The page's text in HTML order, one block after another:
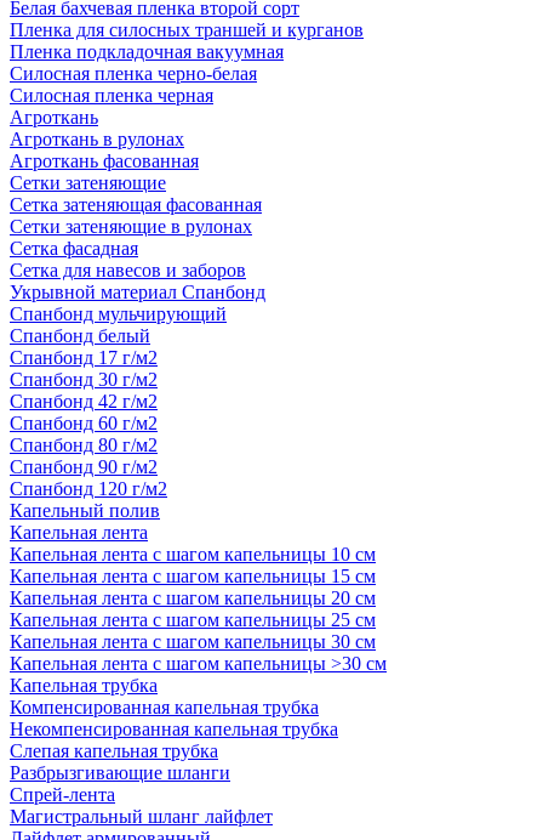
Белая бахчевая пленка второй сорт
Пленка для силосных траншей и курганов
Пленка подкладочная вакуумная
Силосная пленка черно-белая
Силосная пленка черная
Агроткань
Агроткань в рулонах
Агроткань фасованная
Сетки затеняющие
Сетка затеняющая фасованная
Сетки затеняющие в рулонах
Сетка фасадная
Сетка для навесов и заборов
Укрывной материал Спанбонд
Спанбонд мульчирующий
Спанбонд белый
Спанбонд 17 г/м2
Спанбонд 30 г/м2
Спанбонд 42 г/м2
Спанбонд 60 г/м2
Спанбонд 80 г/м2
Спанбонд 90 г/м2
Спанбонд 120 г/м2
Капельный полив
Капельная лента
Капельная лента с шагом капельницы 10 см
Капельная лента с шагом капельницы 15 см
Капельная лента с шагом капельницы 20 см
Капельная лента с шагом капельницы 25 см
Капельная лента с шагом капельницы 30 см
Капельная лента с шагом капельницы >30 см
Капельная трубка
Компенсированная капельная трубка
Некомпенсированная капельная трубка
Слепая капельная трубка
Разбрызгивающие шланги
Спрей-лента
Магистральный шланг лайфлет